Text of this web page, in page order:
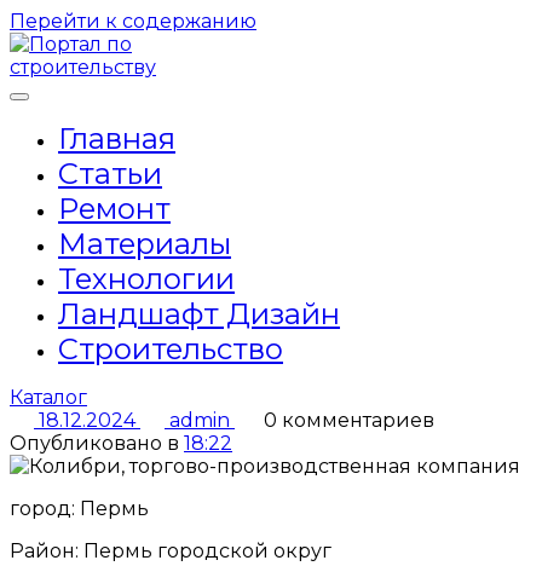
Перейти к содержанию
Главная
Статьи
Ремонт
Материалы
Технологии
Ландшафт Дизайн
Строительство
Каталог
18.12.2024
admin
0 комментариев
Опубликовано в 18:22
город: Пермь
Район: Пермь городской округ